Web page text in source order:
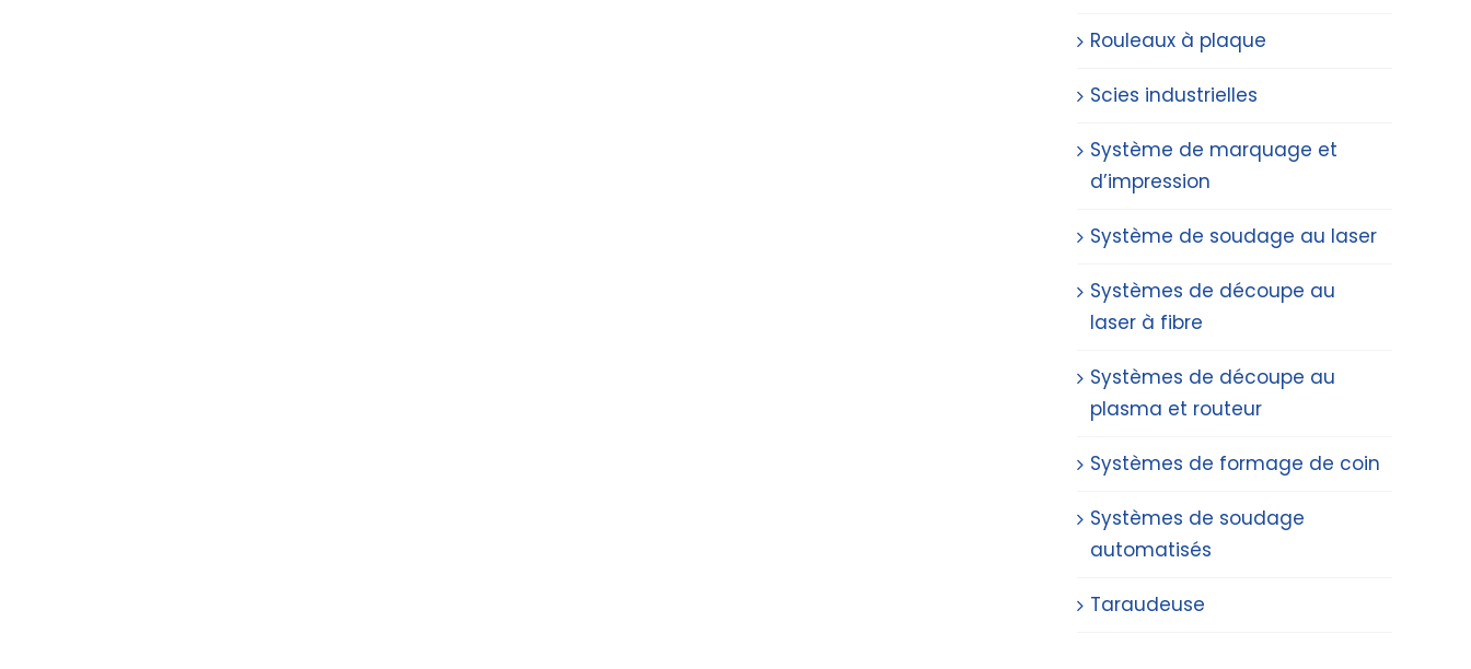
Rouleaux à plaque
Scies industrielles
Système de marquage et
d’impression
Système de soudage au laser
Systèmes de découpe au
laser à fibre
Systèmes de découpe au
plasma et routeur
Systèmes de formage de coin
Systèmes de soudage
automatisés
Taraudeuse